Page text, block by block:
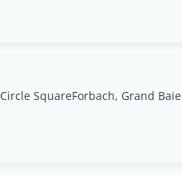
Circle SquareForbach, Grand Baie